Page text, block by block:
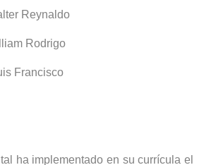
Reynaldo
Rodrigo
Francisco
ha implementado en su currícula el